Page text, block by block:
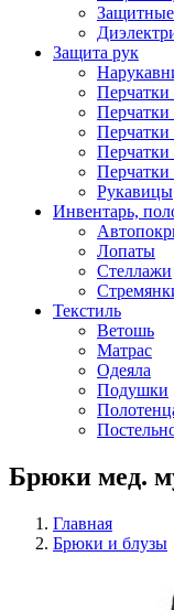
Защита рук
Перчатки
Перчатки
Перчатки
Перчатки
Рукавицы
Инвентарь,
Лопаты
Стеллажи
Текстиль
Ветошь
Матрас
Одеяла
Подушки
Брюки мед.
Главная
Брюки и блузы